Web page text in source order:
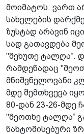
მოიმატოს. ვართ
სახელების
ზუსტად არავინ
სად გათავდება
"მეხუთე ტალღა“.
რამდენადაც
მნიშვნელოვანი
მდე შემთხვევა
80-დან 23-26-მდე
"მეოთხე ტალღა“
ნახტომისებური